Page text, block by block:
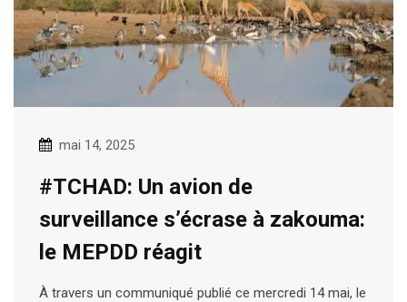
mai 14, 2025
#TCHAD: Un avion de
surveillance s’écrase à zakouma:
le MEPDD réagit
À travers un communiqué publié ce mercredi 14 mai, le